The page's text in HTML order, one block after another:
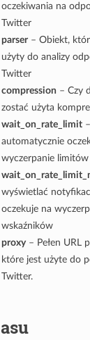
oczekiwania na
Twitter
parser– Obiekt,
użyty do analizy
Twitter
compression – Czy
zostać użyta
wait_on_rate_limit–
automatycznie
wyczerpanie
wyświetlać
oczekuje na
wskaźników
proxy– Pełen URL
które jest użyte do
Twitter.